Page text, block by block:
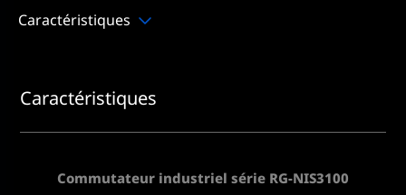
Caractéristiques
Caractéristiques
Commutateur industriel série RG-NIS3100